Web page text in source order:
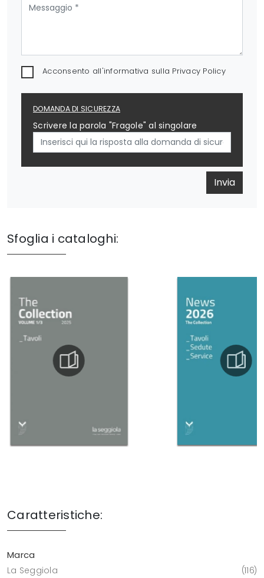
Acconsento all'informativa sulla Privacy Policy
DOMANDA DI SICUREZZA
Scrivere la parola "Fragole" al singolare
Invia
Sfoglia i cataloghi:
Caratteristiche:
Marca
La Seggiola 116